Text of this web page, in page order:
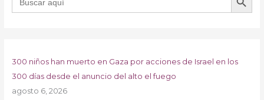
300 niños han muerto en Gaza por acciones de Israel en los
300 días desde el anuncio del alto el fuego
agosto 6, 2026